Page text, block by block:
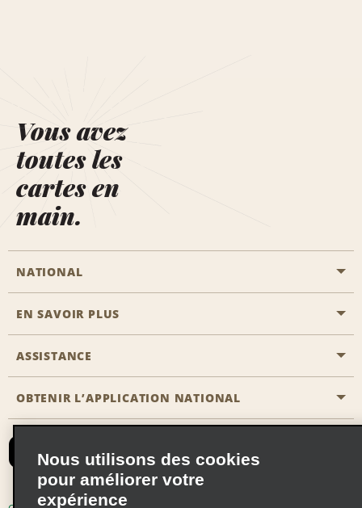
Vous avez
toutes les
cartes en
main.
NATIONAL
Passer une réservation
Solutions pour les professionnels
EN SAVOIR PLUS
Carrière
ASSISTANCE
Accessibilité
Nous contacter
Recevoir des offres par email
OBTENIR L’APPLICATION NATIONAL
Nous utilisons des cookies
pour améliorer votre
expérience